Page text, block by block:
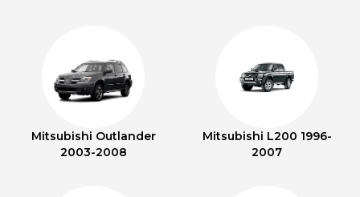
Mitsubishi Outlander
2003-2008
Mitsubishi L200 1996-
2007